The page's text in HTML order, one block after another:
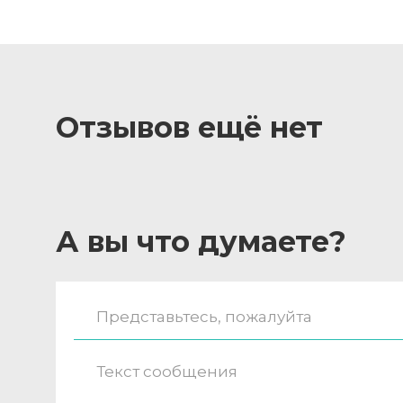
Отзывов ещё нет
А вы что думаете?